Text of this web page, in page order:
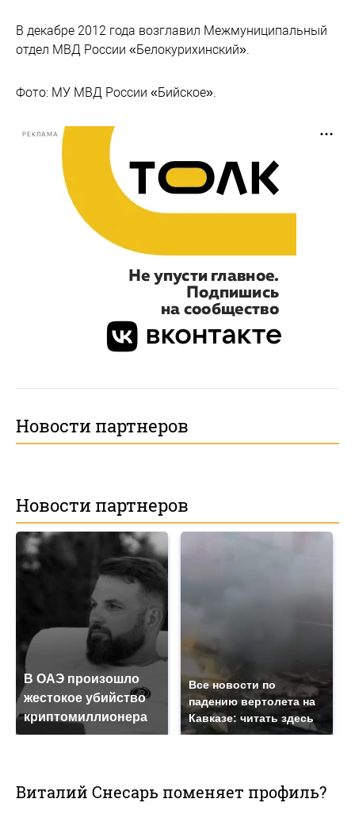
В декабре 2012 года возглавил Межмуниципальный
отдел МВД России «Белокурихинский».
Фото: МУ МВД России «Бийское».
РЕКЛАМА
Новости партнеров
Новости партнеров
В ОАЭ произошло
жестокое убийство
криптомиллионера
Все новости по
падению вертолета на
Кавказе: читать здесь
Виталий Снесарь поменяет профиль?